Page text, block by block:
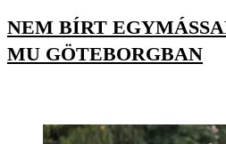
NEM BÍRT
MU GÖTEBORGBAN